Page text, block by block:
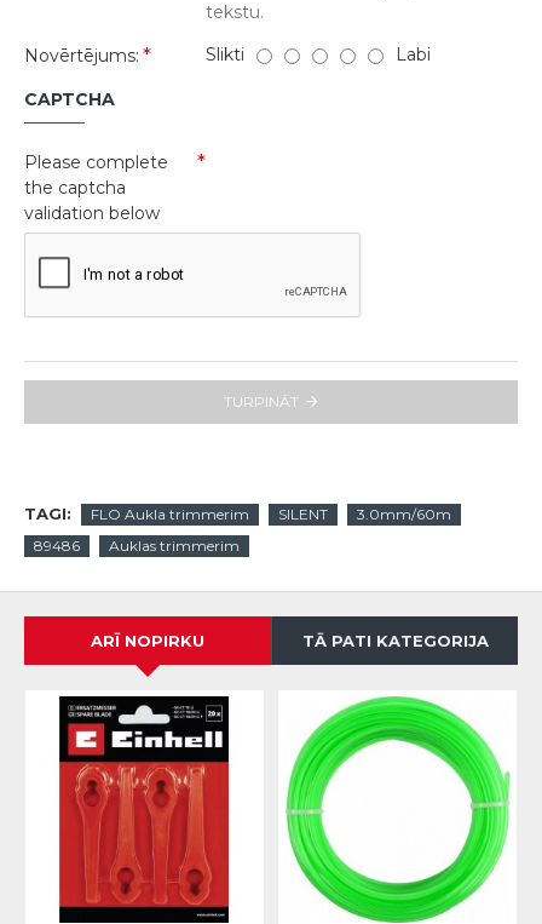
tekstu.
Novērtējums:
Slikti Labi
CAPTCHA
Please complete
the captcha
validation below
TURPINĀT
TAGI: FLO Aukla trimmerim SILENT
3.0mm/60m
89486
Auklas trimmerim
ARĪ NOPIRKU TĀ PATI KATEGORIJA